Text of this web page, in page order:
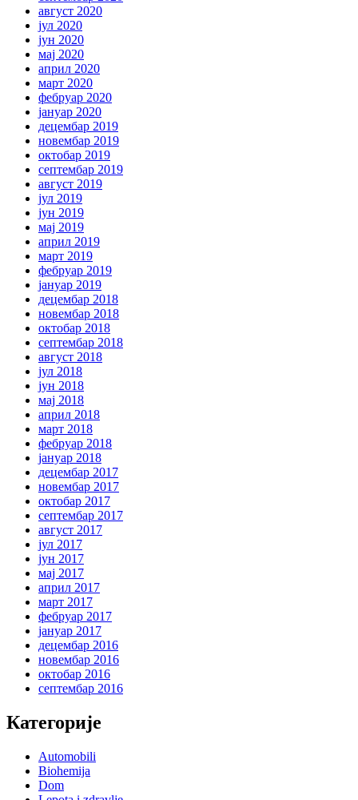
август 2020
јул 2020
јун 2020
мај 2020
април 2020
март 2020
фебруар 2020
јануар 2020
децембар 2019
новембар 2019
октобар 2019
септембар 2019
август 2019
јул 2019
јун 2019
мај 2019
април 2019
март 2019
фебруар 2019
јануар 2019
децембар 2018
новембар 2018
октобар 2018
септембар 2018
август 2018
јул 2018
јун 2018
мај 2018
април 2018
март 2018
фебруар 2018
јануар 2018
децембар 2017
новембар 2017
октобар 2017
септембар 2017
август 2017
јул 2017
јун 2017
мај 2017
април 2017
март 2017
фебруар 2017
јануар 2017
децембар 2016
новембар 2016
октобар 2016
септембар 2016
Категорије
Automobili
Biohemija
Dom